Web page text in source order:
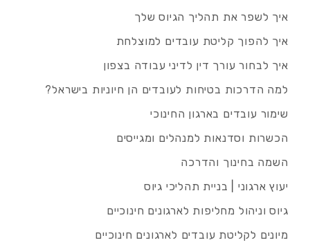
איך לשפר את תהליך הגיוס שלך
איך להפוך קליטת עובדים למוצלחת
איך לבחור עורך דין לדיני עבודה בצפון
למה הדרכות בטיחות לעובדים הן חיוניות בישראל?
שימור עובדים בארגון החינוכי
הכשרות וסדנאות למנהלים ומגייסים
השמה בחינוך והדרכה
יעוץ ארגוני | בניית תהליכי גיוס
גיוס וניהול מחליפות לארגונים חינוכיים
מיונים לקליטת עובדים לארגונים חינוכיים